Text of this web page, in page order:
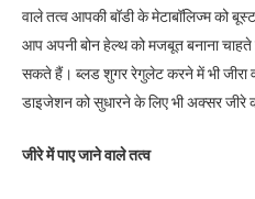
वाले तत्व आपकी बॉडी के मेटाबॉलिज्म को
आप अपनी बोन हेल्थ को मजबूत बनाना चाहते
सकते हैं। ब्लड शुगर रेगुलेट करने में भी जीरा
डाइजेशन को सुधारने के लिए भी अक्सर जीरे
जीरे में पाए जाने वाले तत्व